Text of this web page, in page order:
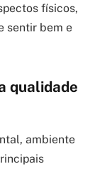
físicos,
sentir bem e
qualidade
ambiente